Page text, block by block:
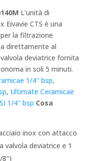
L’unità di
Eivavie CTS è una
la filtrazione
direttamente al
deviatrice fornita
in soli 5 minuti.
1/4″ bsp,
, Ultimate Ceramicae
1/4″ bsp Cosa
inox con attacco
valvola deviatrice e 1